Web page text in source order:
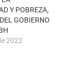
Y POBREZA,
GOBIERNO
2022